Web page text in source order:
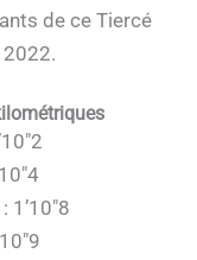
de ce Tiercé